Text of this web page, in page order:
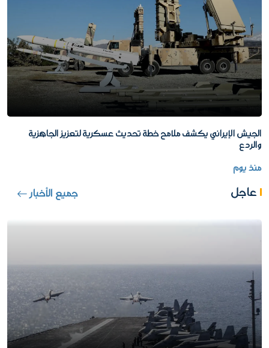
الجيش الإيراني يكشف ملامح خطة تحديث عسكرية لتعزيز الجاهزية
والردع
منذ يوم
عاجل جميع الأخبار